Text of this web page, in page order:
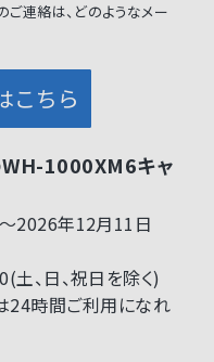
ご連絡は、どのようなメー
こちら
WH-1000XM6キャ
2026年12月11日
、日、祝日を除く)
24時間ご利用になれ